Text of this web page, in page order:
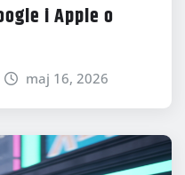
i Apple o
maj 16, 2026